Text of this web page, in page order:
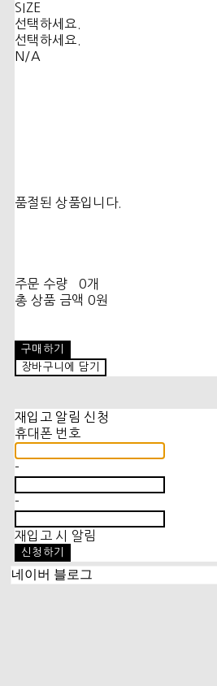
SIZE
선택하세요.
선택하세요.
N/A
품절된 상품입니다.
주문 수량
0개
총 상품 금액 0원
구매하기
장바구니에 담기
재입고 알림 신청
휴대폰 번호
-
-
재입고 시 알림
신청하기
네이버 블로그